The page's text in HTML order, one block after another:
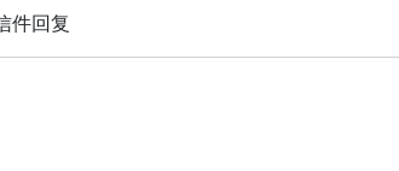
件回复